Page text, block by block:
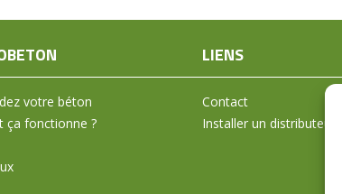
votre béton
ça fonctionne ?
LIENS
Contact
Installer un distributeur